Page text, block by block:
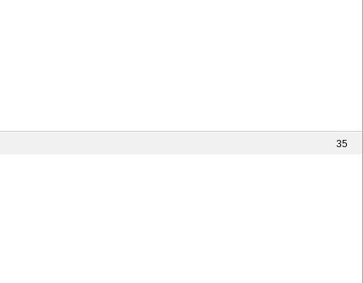
35